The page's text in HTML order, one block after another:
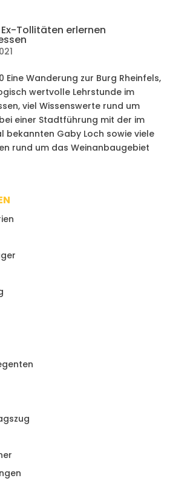
Tollitäten erlernen
Eine Wanderung zur Burg Rheinfels,
wertvolle Lehrstunde im
viel Wissenswerte rund um
einer Stadtführung mit der im
bekannten Gaby Loch sowie viele
rund um das Weinanbaugebiet